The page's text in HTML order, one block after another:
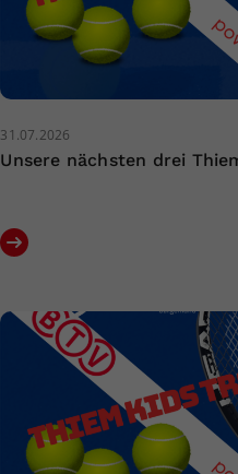
31.07.2026
Unsere nächsten drei